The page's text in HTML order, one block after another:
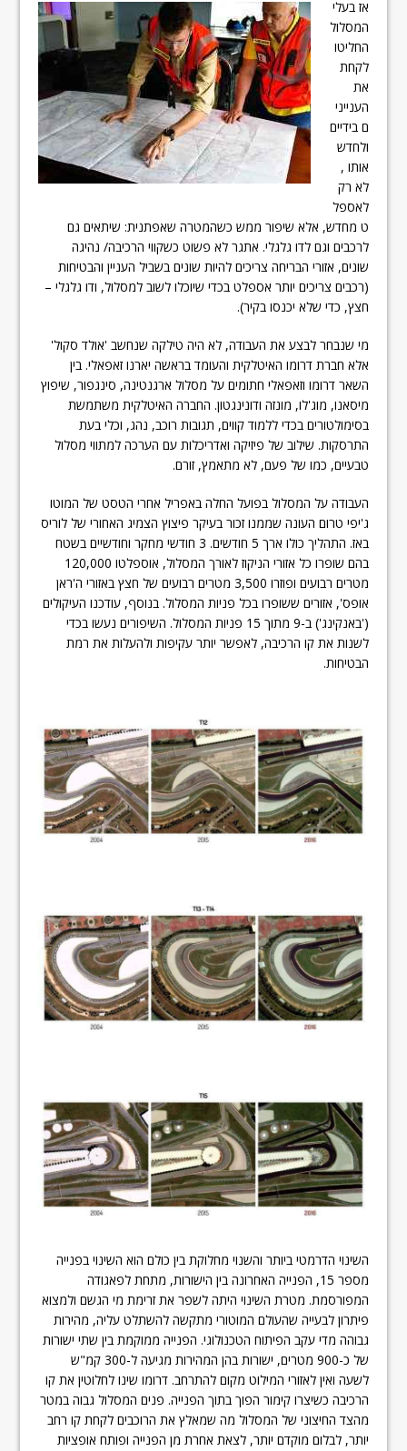
אז בעלי
המסלול
החליטו
לקחת
את
הענייני
ם בידיים
ולחדש
אותו ,
לא רק
לאספל
ט מחדש, אלא שיפור ממש כשהמטרה שאפתנית: שיתאים גם
לרכבים וגם לדו גלגלי. אתגר לא פשוט כשקווי הרכיבה/ נהיגה
שונים, אזורי הבריחה צריכים להיות שונים בשביל העניין והבטיחות
(רכבים צריכים יותר אספלט בכדי שיוכלו לשוב למסלול, ודו גלגלי –
חצץ, כדי שלא יכנסו בקיר).
מי שנבחר לבצע את העבודה, לא היה טילקה שנחשב 'אולד סקול'
אלא חברת דרומו האיטלקית והעומד בראשה יארנו זאפאלי. בין
השאר דרומו וזאפאלי חתומים על מסלול ארגנטינה, סינגפור, שיפוץ
מיסאנו, מוג'לו, מונזה ודונינגטון. החברה האיטלקית משתמשת
בסימולטורים בכדי ללמוד קווים, תגובות רוכב, נהג, וכלי בעת
התרסקות. שילוב של פיזיקה ואדריכלות עם הערכה למתווי מסלול
טבעיים, כמו של פעם, לא מתאמץ, זורם.
העבודה על המסלול בפועל החלה באפריל אחרי הטסט של המוטו
ג'יפי טרום העונה שממנו זכור בעיקר פיצוץ הצמיג האחורי של לוריס
באז. התהליך כולו ארך 5 חודשים. 3 חודשי מחקר וחודשיים בשטח
בהם שופרו כל אזורי הניקוז לאורך המסלול, אוספלטו 120,000
מטרים רבועים ופוזרו 3,500 מטרים רבועים של חצץ באזורי ה'ראן
אופס', אזורים ששופרו בכל פניות המסלול. בנוסף, עודכנו העיקולים
('באנקינג') ב-9 מתוך 15 פניות המסלול. השיפורים נעשו בכדי
לשנות את קו הרכיבה, לאפשר יותר עקיפות ולהעלות את רמת
הבטיחות.
השינוי הדרמטי ביותר והשנוי מחלוקת בין כולם הוא השינוי בפנייה
מספר 15, הפנייה האחרונה בין הישורות, מתחת לפאגודה
המפורסמת. מטרת השינוי היתה לשפר את זרימת מי הגשם ולמצוא
פיתרון לבעייה שהעולם המוטורי מתקשה להשתלט עליה, מהירות
גבוהה מדי עקב הפיתוח הטכנולוגי. הפנייה ממוקמת בין שתי ישורות
של כ-900 מטרים, ישורות בהן המהירות מגיעה ל-300 קמ"ש
לשעה ואין לאזורי המילוט מקום להתרחב. דרומו שינו לחלוטין את קו
הרכיבה כשיצרו קימור הפוך בתוך הפנייה. פנים המסלול גבוה במטר
מהצד החיצוני של המסלול מה שמאלץ את הרוכבים לקחת קו רחב
יותר, לבלום מוקדם יותר, לצאת אחרת מן הפנייה ופותח אופציות